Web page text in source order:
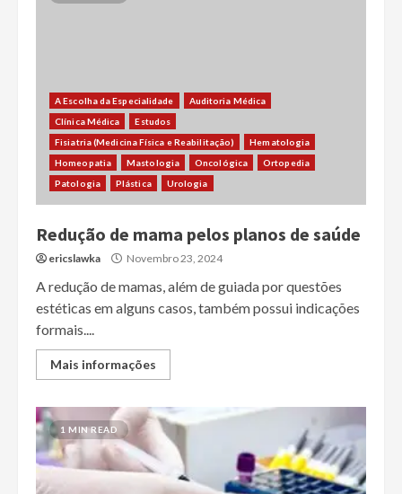
A Escolha da Especialidade
Auditoria Médica
Clínica Médica
Estudos
Fisiatria (Medicina Física e Reabilitação)
Hematologia
Homeopatia
Mastologia Oncológica
Ortopedia
Patologia
Plástica Urologia
Redução de mama pelos planos de saúde
ericslawka Novembro 23, 2024
A redução de mamas, além de guiada por questões
estéticas em alguns casos, também possui indicações
formais....
Mais informações
1 MIN READ